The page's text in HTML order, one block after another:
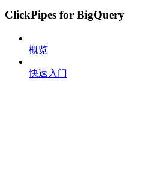
ClickPipes for BigQuery
概览
快速入门